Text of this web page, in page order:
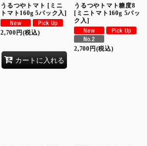
うるつやトマト [ ミニ
トマト160g 5パック入]
2,700 円 (税込)
カートに入れる
うるつやトマト糖度8
[ ミニトマト160g 5パッ
ク入]
2,700 円 (税込)